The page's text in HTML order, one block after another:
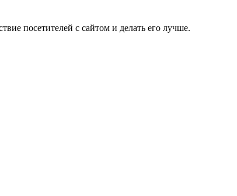
посетителей с сайтом и делать его лучше.